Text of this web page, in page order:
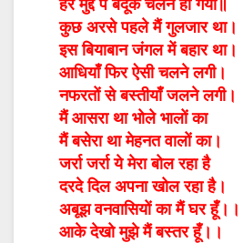
हर मुद्दे पे बंदूक चलन हो गयी॥
कुछ अरसे पहले मैं गुलजार था।
इस बियाबान जंगल में बहार था।
आधियाँ फिर ऐसी चलने लगी।
नफरतों से बस्तीयाँ जलने लगी।
मैं आसरा था भोले भालों का
मैं बसेरा था मेहनत वालों का।
जर्रा जर्रा ये मेरा बोल रहा है
दरदे दिल अपना खोल रहा है।
अबूझ वनवासियों का मैं घर हूँ।।
आके देखो मुझे मैं बस्तर हूँ।।